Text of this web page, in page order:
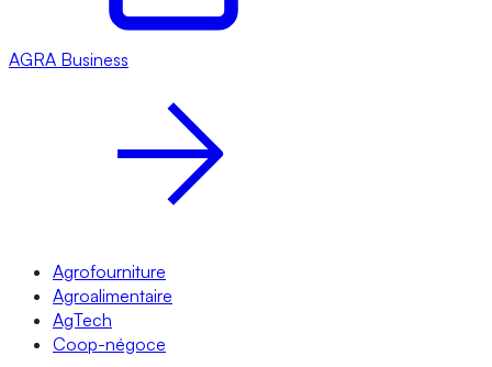
AGRA Business
Agrofourniture
Agroalimentaire
AgTech
Coop-négoce